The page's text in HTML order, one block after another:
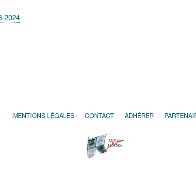
2024
MENTIONS LÉGALES CONTACT ADHÉRER